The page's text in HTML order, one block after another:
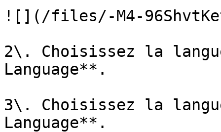
![](/files/-M4-
2\. Choisissez la
Language**.
3\. Choisissez la
Language**.